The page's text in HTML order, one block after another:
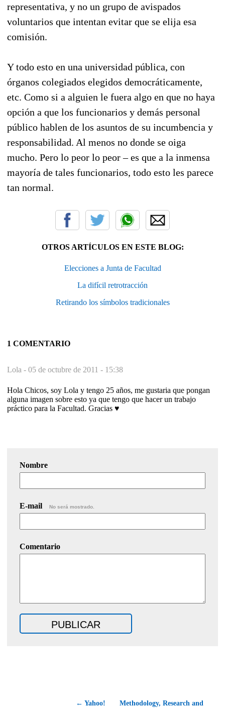
representativa, y no un grupo de avispados
voluntarios que intentan evitar que se elija esa
comisión.
Y todo esto en una universidad pública, con
órganos colegiados elegidos democráticamente,
etc. Como si a alguien le fuera algo en que no haya
opción a que los funcionarios y demás personal
público hablen de los asuntos de su incumbencia y
responsabilidad. Al menos no donde se oiga
mucho. Pero lo peor lo peor – es que a la inmensa
mayoría de tales funcionarios, todo esto les parece
tan normal.
OTROS ARTÍCULOS EN ESTE BLOG:
Elecciones a Junta de Facultad
La difícil retrotracción
Retirando los símbolos tradicionales
1 COMENTARIO
Lola - 05 de octubre de 2011 - 15:38
Hola Chicos, soy Lola y tengo 25 años, me gustaria que pongan
alguna imagen sobre esto ya que tengo que hacer un trabajo
práctico para la Facultad. Gracias ♥
Nombre
E-mail No será mostrado.
Comentario
← Yahoo! Methodology, Research and